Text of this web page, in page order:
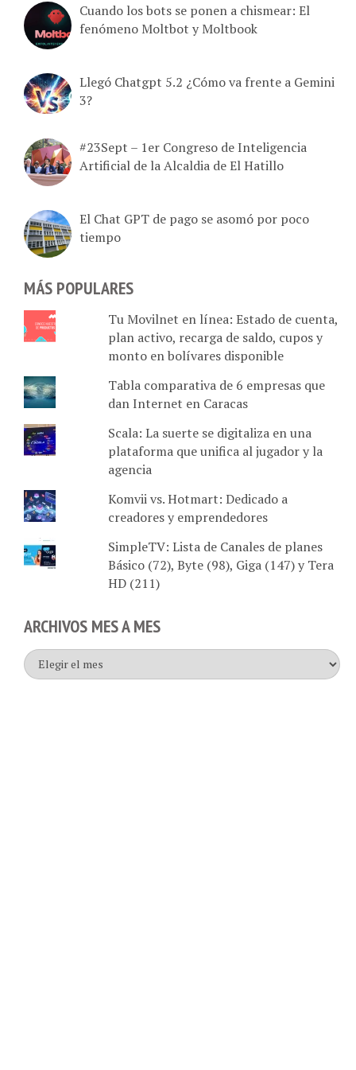
Cuando los bots se ponen a chismear: El
fenómeno Moltbot y Moltbook
Llegó Chatgpt 5.2 ¿Cómo va frente a Gemini
3?
#23Sept – 1er Congreso de Inteligencia
Artificial de la Alcaldia de El Hatillo
El Chat GPT de pago se asomó por poco
tiempo
MÁS POPULARES
Tu Movilnet en línea: Estado de cuenta,
plan activo, recarga de saldo, cupos y
monto en bolívares disponible
Tabla comparativa de 6 empresas que
dan Internet en Caracas
Scala: La suerte se digitaliza en una
plataforma que unifica al jugador y la
agencia
Komvii vs. Hotmart: Dedicado a
creadores y emprendedores
SimpleTV: Lista de Canales de planes
Básico (72), Byte (98), Giga (147) y Tera
HD (211)
ARCHIVOS MES A MES
Archivos
mes